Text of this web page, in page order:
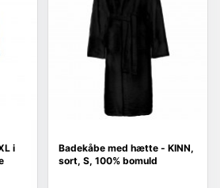
i
Badekåbe med hætte - KINN,
sort, S, 100% bomuld